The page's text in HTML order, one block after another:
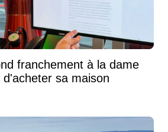
franchement à la dame
sa maison